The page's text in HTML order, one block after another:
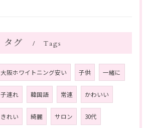
タグ Tags
大阪ホワイトニング安い 子供 一緒に
子連れ 韓国語 常連 かわいい
きれい 綺麗 サロン 30代